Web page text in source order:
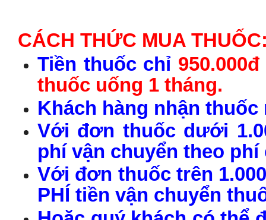
CÁCH THỨC MUA
Tiền thuốc chỉ
thuốc uống 1 tháng.
Khách hàng nhận
Với đơn thuốc dưới
phí vận chuyển theo
Với đơn thuốc trên
PHÍ tiền vận chuyển